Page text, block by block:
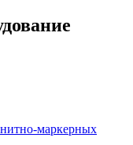
маркерных